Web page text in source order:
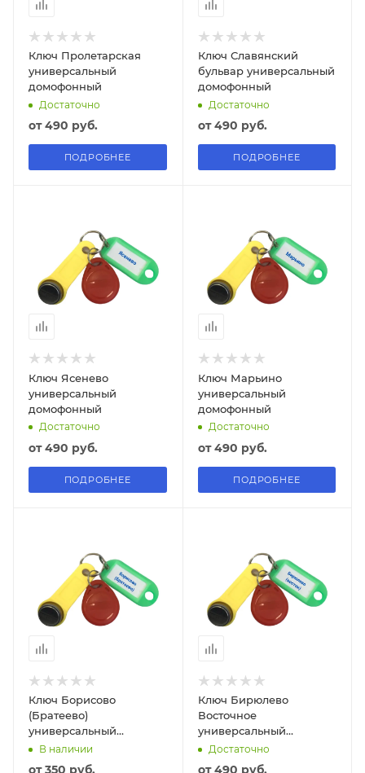
Ключ Пролетарская
универсальный
домофонный
Достаточно
от490 руб.
ПОДРОБНЕЕ
Ключ Славянский
бульвар универсальный
домофонный
Достаточно
от490 руб.
ПОДРОБНЕЕ
Ключ Ясенево
универсальный
домофонный
Достаточно
от490 руб.
ПОДРОБНЕЕ
Ключ Марьино
универсальный
домофонный
Достаточно
от490 руб.
ПОДРОБНЕЕ
Ключ Борисово
(Братеево)
универсальный
домофонный
В наличии
от350 руб.
Ключ Бирюлево
Восточное
универсальный
домофонный
Достаточно
от490 руб.